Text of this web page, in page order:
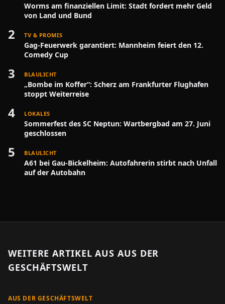
Worms am finanziellen Limit: Stadt fordert mehr Geld
von Land und Bund
2 TV & PROMIS
Gag-Feuerwerk garantiert: Mannheim feiert den 12.
Comedy Cup
3 BLAULICHT
„Bombe im Koffer“: Scherz am Frankfurter Flughafen
stoppt Weiterreise
4 LOKALES
Sommerfest des SC Neptun: Wartbergbad am 27. Juni
geschlossen
5 BLAULICHT
A61 bei Gau-Bickelheim: Autofahrerin stirbt nach Unfall
auf der Autobahn
WEITERE ARTIKEL AUS AUS DER
GESCHÄFTSWELT
AUS DER GESCHÄFTSWELT